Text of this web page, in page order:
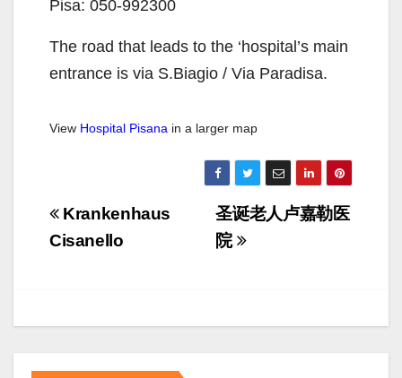
Pisa: 050-992300
The road that leads to the ‘hospital’s main
entrance is via S.Biagio / Via Paradisa.
View Hospital Pisana in a larger map
Navigazione
articoli
圣诞老人卢嘉勒医
院
Krankenhaus
Cisanello